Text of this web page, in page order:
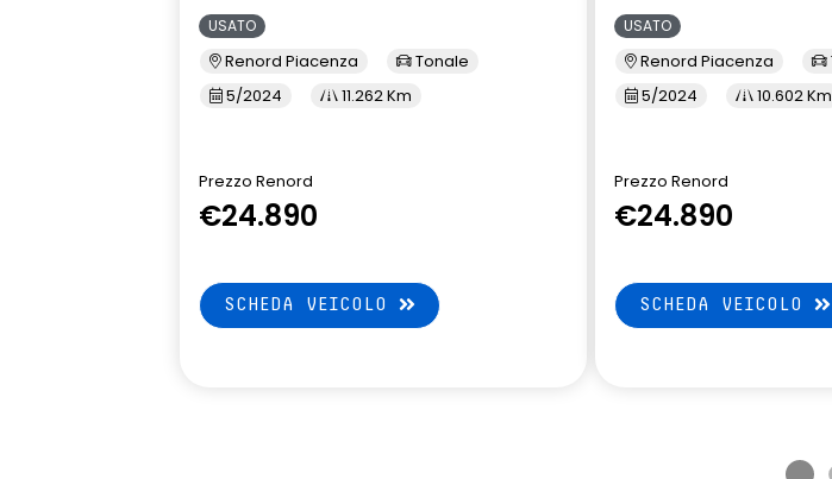
USATO
Renord Piacenza
Tonale
5/2024
11.262 Km
Prezzo Renord
€24.890
SCHEDA VEICOLO
USATO
Renord Piacenza
5/2024
10.602 Km
Prezzo Renord
€24.890
SCHEDA VEICOLO